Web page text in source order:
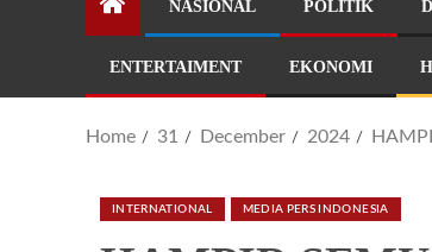
NASIONAL POLITIK
ENTERTAIMENT EKONOMI
Home 31 December 2024
INTERNATIONAL MEDIA PERS INDONESIA